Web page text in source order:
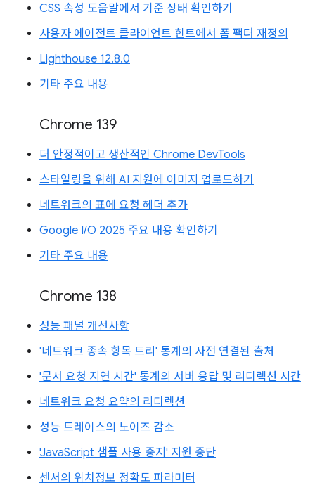
CSS 속성 도움말에서 기준 상태 확인하기
사용자 에이전트 클라이언트 힌트에서 폼 팩터 재정의
Lighthouse 12.8.0
기타 주요 내용
Chrome 139
더 안정적이고 생산적인 Chrome DevTools
스타일링을 위해 AI 지원에 이미지 업로드하기
네트워크의 표에 요청 헤더 추가
Google I/O 2025 주요 내용 확인하기
기타 주요 내용
Chrome 138
성능 패널 개선사항
'네트워크 종속 항목 트리' 통계의 사전 연결된 출처
'문서 요청 지연 시간' 통계의 서버 응답 및 리디렉션 시간
네트워크 요청 요약의 리디렉션
성능 트레이스의 노이즈 감소
'JavaScript 샘플 사용 중지' 지원 중단
센서의 위치정보 정확도 파라미터